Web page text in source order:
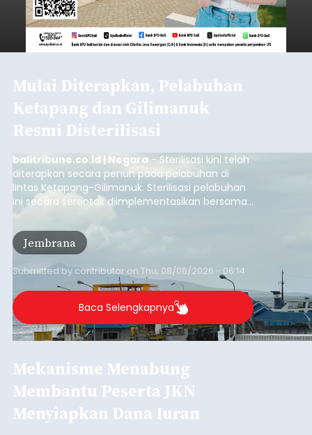
Mulai Diterapkan, Pelabuhan
Ketapang dan Gilimanuk
Resmi Disterilisasi
balitribune.co.id | Negara - Sterilisasi kini telah
diterapkan secara penuh pada pelabuhan di
lintas Ketapang-Gilimanuk. Sterilisasi pelabuhan
ini secara serentak diimplementasikan bersama
empat pelabuhan utama lainnya, yakni
Pelabuhan Merak, Bakauheni, Kayangan, dan
Lembar pada Rabu (5/8/2026).
Jembrana
Submitted by contributor on Thu, 08/06/2026 - 06:14
Baca Selengkapnya
Mekanisme Menabung
Membantu Peserta JKN
Menyiapkan Dana Iuran